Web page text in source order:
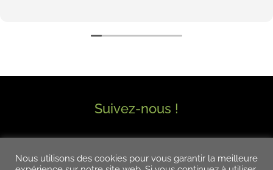
Suivez-nous !
Nous utilisons des cookies pour vous garantir la meilleure